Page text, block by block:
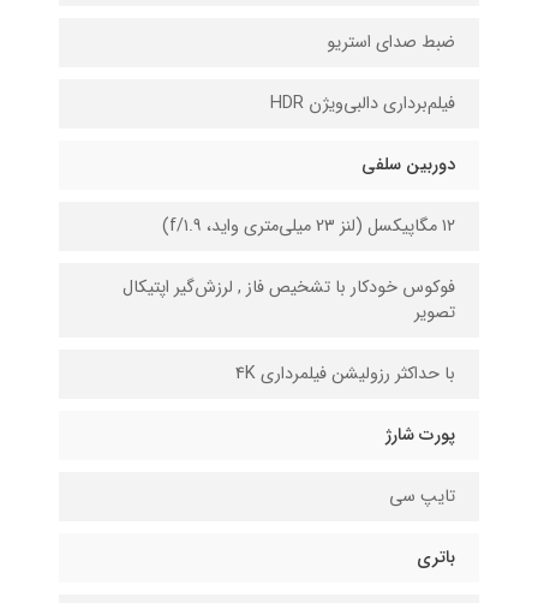
ضبط صدای استریو
فیلم‌برداری دالبی‌ویژن HDR
دوربین سلفی
۱۲ مگاپیکسل (لنز 2۳ میلی‌متری واید، f/۱.۹)
فوکوس خودکار با تشخیص فاز , لرزش‌گیر اپتیکال
تصویر
با حداکثر رزولیشن فیلمرداری 4K
پورت شارژ
تایپ سی
باتری